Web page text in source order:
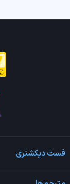
فست دیکشنری